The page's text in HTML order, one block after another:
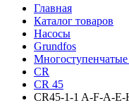
Главная
Каталог товаров
Насосы
Grundfos
CR
CR 45
CR45-1-1 A-F-A-